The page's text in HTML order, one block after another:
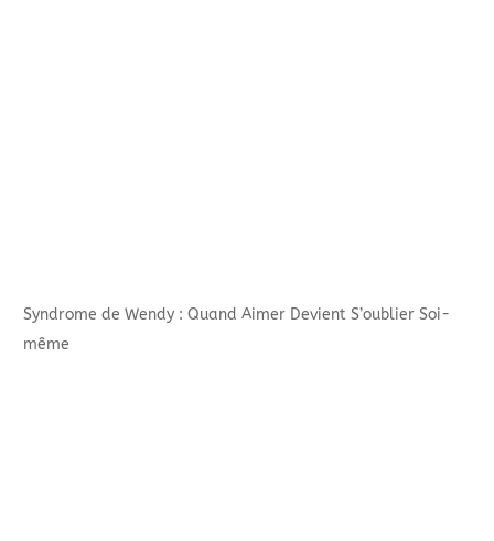
Syndrome de Wendy : Quand Aimer Devient S’oublier Soi-
même